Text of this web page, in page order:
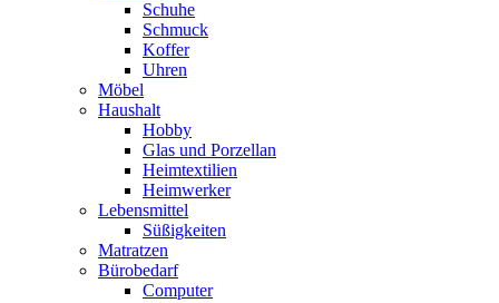
Schuhe
Schmuck
Koffer
Uhren
Möbel
Haushalt
Hobby
Glas und Porzellan
Heimtextilien
Heimwerker
Lebensmittel
Süßigkeiten
Matratzen
Bürobedarf
Computer